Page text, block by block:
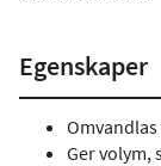
Egenskaper
Ger